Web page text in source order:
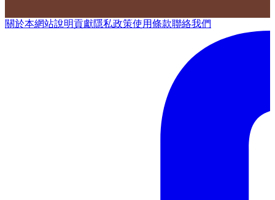
關於本網站說明貢獻隱私政策使用條款聯絡我們